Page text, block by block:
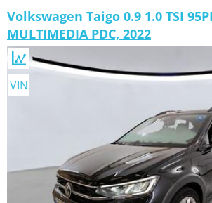
Volkswagen Taigo 0.9 1.0 TSI
MULTIMEDIA PDC, 2022
VIN